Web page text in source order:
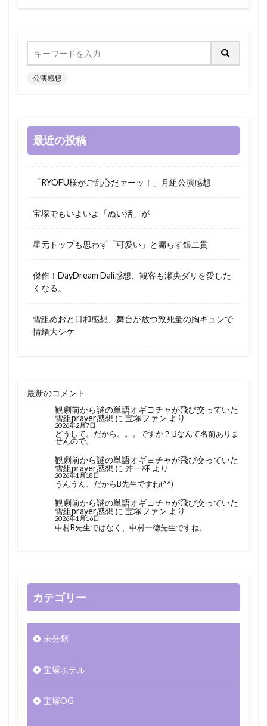
公演感想
最近の投稿
「RYOFU様がご乱心だァーッ！」月組公演感想
宝塚でもいよいよ「ぬい活」が
星元トップも思わず「可愛い」と漏らす銀二貫
傑作！DayDream Dali感想、観客も瀬央ダリを愛した
くなる。
雪組めおと日和感想、舞台が放つ致死量の胸キュンで
情緒大シケ
最新のコメント
観劇前から謎の単語オギヨチャが飛び交っていた
雪組prayer感想 に 宝塚ファン より
2026年2月7日
どうして。だから。。。ですか？ Bなんて名前ありま
せんので。
観劇前から謎の単語オギヨチャが飛び交っていた
雪組prayer感想 に 丼一杯より
2026年1月18日
うんうん、だからB先生ですね(^^)
観劇前から謎の単語オギヨチャが飛び交っていた
雪組prayer感想 に 宝塚ファン より
2026年1月16日
中村B先生ではなく、中村一徳先生ですね。
カテゴリー
未分類
宝塚ホテル
宝塚OG